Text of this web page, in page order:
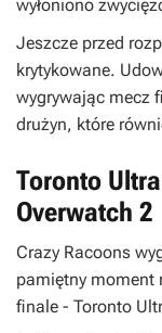
wyłoniono
Jeszcze przed
krytykowane.
wygrywając mecz
drużyn, które
Toronto
Overwatch 2
Crazy Racoons
pamiętny moment
finale - Toronto